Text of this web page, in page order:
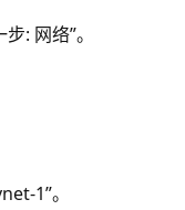
: 网络”。
1”。